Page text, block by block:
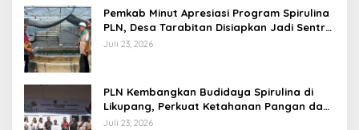
Pemkab Minut Apresiasi Program Spirulina
PLN, Desa Tarabitan Disiapkan Jadi Sentra
Pangan Berbasis Energi Bersih
Juli 23, 2026
PLN Kembangkan Budidaya Spirulina di
Likupang, Perkuat Ketahanan Pangan dan
Ekonomi Masyarakat
Juli 23, 2026